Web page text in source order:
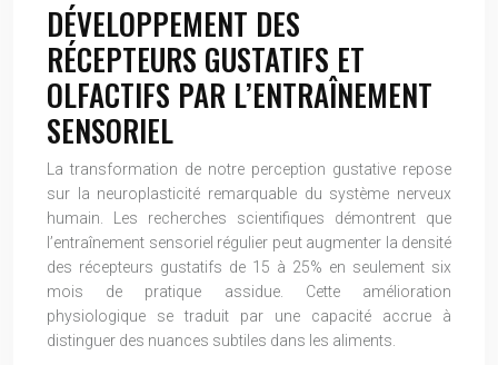
DÉVELOPPEMENT DES
RÉCEPTEURS GUSTATIFS ET
OLFACTIFS PAR L’ENTRAÎNEMENT
SENSORIEL
La transformation de notre perception gustative repose
sur la neuroplasticité remarquable du système nerveux
humain. Les recherches scientifiques démontrent que
l’entraînement sensoriel régulier peut augmenter la densité
des récepteurs gustatifs de 15 à 25% en seulement six
mois de pratique assidue. Cette amélioration
physiologique se traduit par une capacité accrue à
distinguer des nuances subtiles dans les aliments.